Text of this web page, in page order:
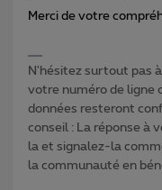
Merci de votre
N'hésitez surtout pas
votre numéro de ligne
données resteront
conseil : La réponse à
la et signalez-la
la communauté en